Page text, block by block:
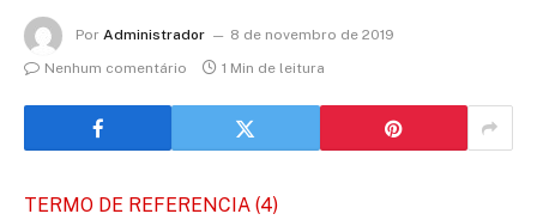
Por Administrador
8 de novembro de 2019
Nenhum comentário
1 Min de leitura
TERMO DE REFERENCIA (4)